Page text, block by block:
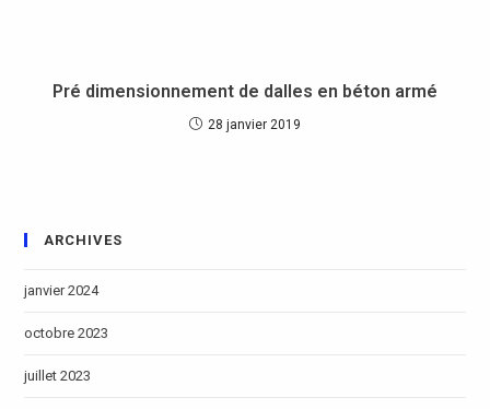
Pré dimensionnement de dalles en béton armé
28 janvier 2019
ARCHIVES
janvier 2024
octobre 2023
juillet 2023